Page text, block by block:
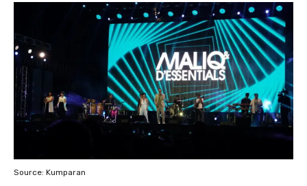
Source: Kumparan